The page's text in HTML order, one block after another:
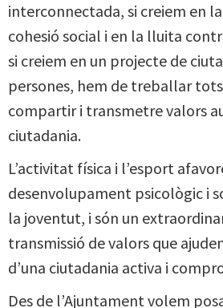
interconnectada, si creiem en
cohesió social i en la lluita
si creiem en un projecte de
persones, hem de treballar
compartir i transmetre valors
ciutadania.
L’activitat física i l’esport
desenvolupament psicològic i
la joventut, i són un
transmissió de valors que
d’una ciutadania activa i
Des de l’Ajuntament volem